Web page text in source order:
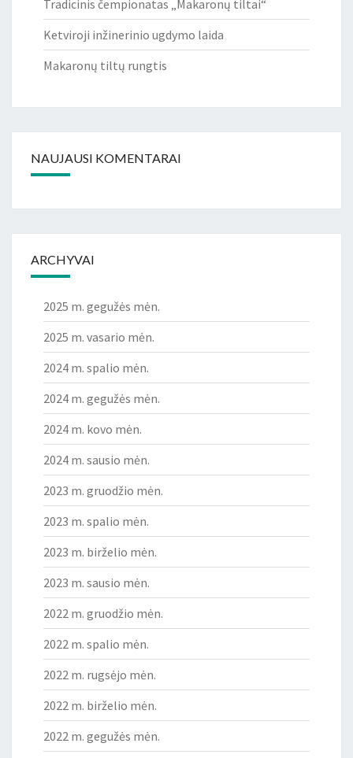
Tradicinis čempionatas „Makaronų tiltai“
Ketviroji inžinerinio ugdymo laida
Makaronų tiltų rungtis
NAUJAUSI KOMENTARAI
ARCHYVAI
2025 m. gegužės mėn.
2025 m. vasario mėn.
2024 m. spalio mėn.
2024 m. gegužės mėn.
2024 m. kovo mėn.
2024 m. sausio mėn.
2023 m. gruodžio mėn.
2023 m. spalio mėn.
2023 m. birželio mėn.
2023 m. sausio mėn.
2022 m. gruodžio mėn.
2022 m. spalio mėn.
2022 m. rugsėjo mėn.
2022 m. birželio mėn.
2022 m. gegužės mėn.